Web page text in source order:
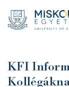
KFI